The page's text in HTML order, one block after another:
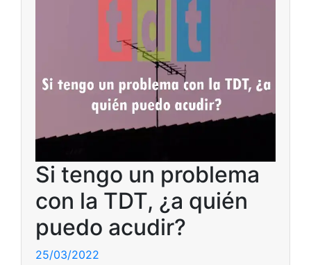
Si tengo un problema
con la TDT, ¿a quién
puedo acudir?
25/03/2022